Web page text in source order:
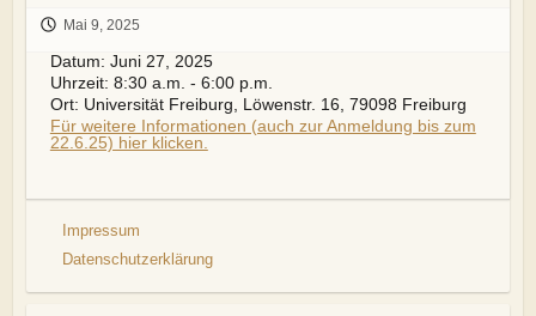
Mai 9, 2025
Datum: Juni 27, 2025
Uhrzeit: 8:30 a.m. - 6:00 p.m.
Ort: Universität Freiburg, Löwenstr. 16, 79098 Freiburg
Für weitere Informationen (auch zur Anmeldung bis zum
22.6.25) hier klicken.
Impressum
Datenschutzerklärung